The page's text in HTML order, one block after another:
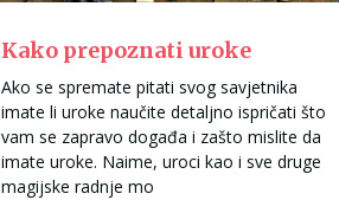
Kako prepoznati uroke
Ako se spremate pitati svog savjetnika
imate li uroke naučite detaljno ispričati što
vam se zapravo događa i zašto mislite da
imate uroke. Naime, uroci kao i sve druge
magijske radnje mo